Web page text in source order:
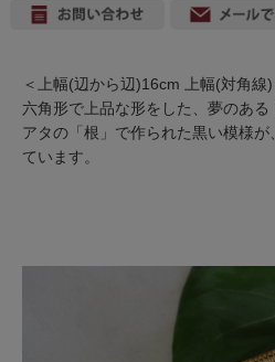
＜上幅(辺から辺)16cm 上幅(対角線
六角形で上品な形をした、夢のある
アタの「根」で作られた黒い模様
ています。